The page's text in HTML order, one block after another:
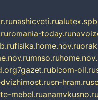
nashicveti.ru
romania-today.ru
fisika.home.nov.ru
mnso.ru
7gazet.rubicom-oil.ru
sn-hram.ru
mebel.ruanamvkusno.ru